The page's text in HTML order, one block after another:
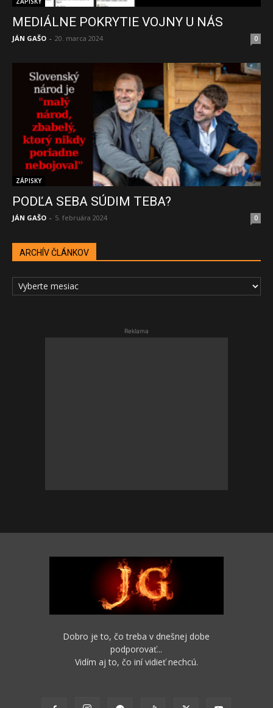
MEDIÁLNE POKRYTIE VOJNY U NÁS
JÁN GAŠO - 20. marca 2024 0
ZÁPISKY
PODĽA SEBA SÚDIM TEBA?
JÁN GAŠO - 5. februára 2024 0
ARCHÍV ČLÁNKOV
ARCHÍV
ČLÁNKOV
Reklama
Dobro je to, čo treba v dnešnej dobe
podporovať...
Vidím aj to, čo iní vidieť nechcú.